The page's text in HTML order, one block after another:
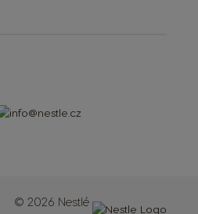
© 2026 Nestlé